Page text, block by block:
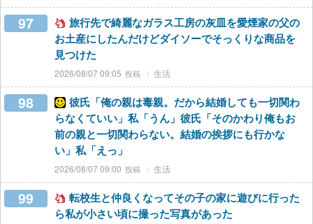
97
旅行先で綺麗なガラス工房の灰皿を愛煙家の父の
お土産にしたんだけどダイソーでそっくりな商品を
見つけた
2026/08/07 09:05 生活
98
彼氏「俺の親は毒親。だから結婚しても一切関わ
らなくていい」私「うん」彼氏「そのかわり俺もお
前の親と一切関わらない。結婚の挨拶にも行かな
い」私「えっ」
2026/08/07 09:00 生活
99
転校生と仲良くなってその子の家に遊びに行った
ら私が小さい頃に撮った写真があった